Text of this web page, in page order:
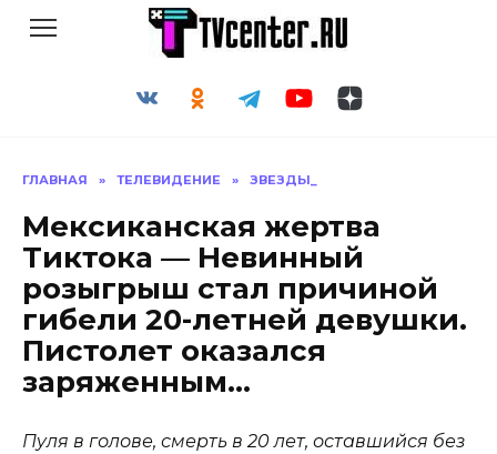
ГЛАВНАЯ » ТЕЛЕВИДЕНИЕ » ЗВЕЗДЫ_
Мексиканская жертва
Тиктока — Невинный
розыгрыш стал причиной
гибели 20-летней девушки.
Пистолет оказался
заряженным…
Пуля в голове, смерть в 20 лет, оставшийся без